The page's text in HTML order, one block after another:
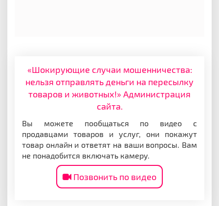
«Шокирующие случаи мошенничества:
нельзя отправлять деньги на пересылку
товаров и животных!» Администрация
сайта.
Вы можете пообщаться по видео с
продавцами товаров и услуг, они покажут
товар онлайн и ответят на ваши вопросы. Вам
не понадобится включать камеру.
Позвонить по видео